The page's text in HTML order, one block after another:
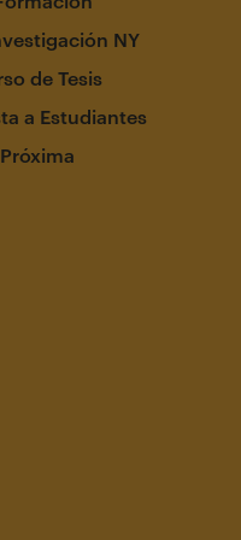
NY
de Tesis
a Estudiantes